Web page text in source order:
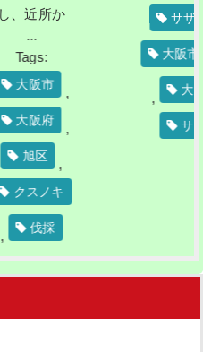
,
大阪市城東区
,